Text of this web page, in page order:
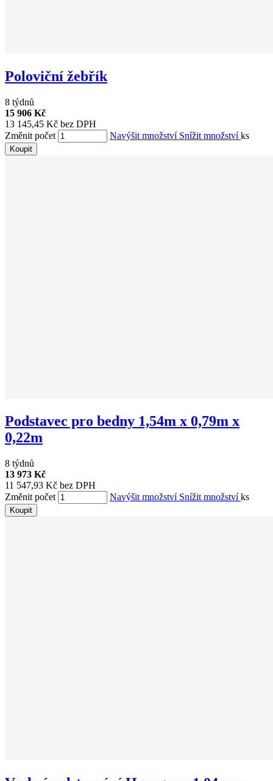
Poloviční žebřík
8 týdnů
15 906 Kč
13 145,45 Kč bez DPH
Změnit počet
Navýšit množství Snížit množstvíks
Koupit
Podstavec pro bedny 1,54m x 0,79m x
0,22m
8 týdnů
13 973 Kč
11 547,93 Kč bez DPH
Změnit počet
Navýšit množství Snížit množstvíks
Koupit